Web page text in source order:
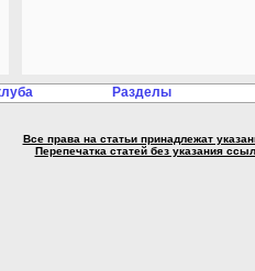
Разделы
Все права на статьи принадлежат
Перепечатка статей без указания